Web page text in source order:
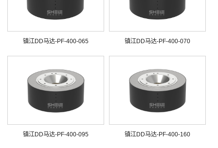
镇江DD马达-PF-400-065 镇江DD马达-PF-400-070
镇江DD马达-PF-400-095 镇江DD马达-PF-400-160